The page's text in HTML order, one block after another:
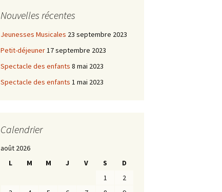
Nouvelles récentes
Jeunesses Musicales 23 septembre 2023
Petit-déjeuner17 septembre 2023
Spectacle des enfants 8 mai 2023
Spectacle des enfants 1 mai 2023
Calendrier
août 2026
L
M M J V S
D
1
2